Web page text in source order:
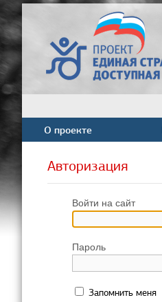
О проекте
Авторизация
Войти на сайт
Пароль
Запомнить меня